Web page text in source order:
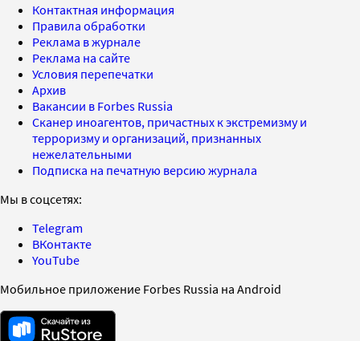
Контактная информация
Правила обработки
Реклама в журнале
Реклама на сайте
Условия перепечатки
Архив
Вакансии в Forbes Russia
Сканер иноагентов, причастных к экстремизму и
терроризму и организаций, признанных
нежелательными
Подписка на печатную версию журнала
Мы в соцсетях:
Telegram
ВКонтакте
YouTube
Мобильное приложение Forbes Russia на Android